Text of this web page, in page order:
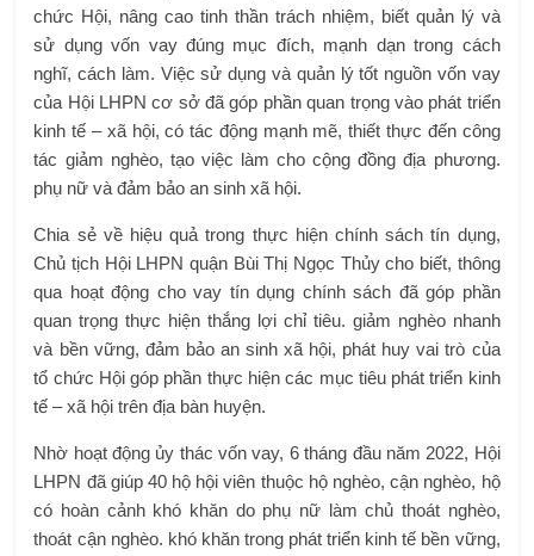
chức Hội, nâng cao tinh thần trách nhiệm, biết quản lý và
sử dụng vốn vay đúng mục đích, mạnh dạn trong cách
nghĩ, cách làm. Việc sử dụng và quản lý tốt nguồn vốn vay
của Hội LHPN cơ sở đã góp phần quan trọng vào phát triển
kinh tế – xã hội, có tác động mạnh mẽ, thiết thực đến công
tác giảm nghèo, tạo việc làm cho cộng đồng địa phương.
phụ nữ và đảm bảo an sinh xã hội.
Chia sẻ về hiệu quả trong thực hiện chính sách tín dụng,
Chủ tịch Hội LHPN quận Bùi Thị Ngọc Thủy cho biết, thông
qua hoạt động cho vay tín dụng chính sách đã góp phần
quan trọng thực hiện thắng lợi chỉ tiêu. giảm nghèo nhanh
và bền vững, đảm bảo an sinh xã hội, phát huy vai trò của
tổ chức Hội góp phần thực hiện các mục tiêu phát triển kinh
tế – xã hội trên địa bàn huyện.
Nhờ hoạt động ủy thác vốn vay, 6 tháng đầu năm 2022, Hội
LHPN đã giúp 40 hộ hội viên thuộc hộ nghèo, cận nghèo, hộ
có hoàn cảnh khó khăn do phụ nữ làm chủ thoát nghèo,
thoát cận nghèo. khó khăn trong phát triển kinh tế bền vững,